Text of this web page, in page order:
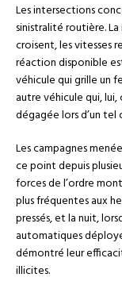
Les intersections
sinistralité routière.
croisent, les vitesses
réaction disponible
véhicule qui grille un
autre véhicule qui,
dégagée lors d’un
Les campagnes
ce point depuis
forces de l’ordre
plus fréquentes aux
pressés, et la nuit,
automatiques
démontré leur
illicites.